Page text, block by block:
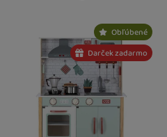
Osobný odber vo výdajnom mieste
U Vás doma14. 8.
Obľúbené
Darček zadarmo